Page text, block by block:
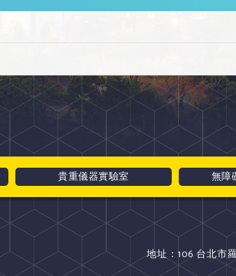
貴重儀器實驗室 無障
地址：106 台北市